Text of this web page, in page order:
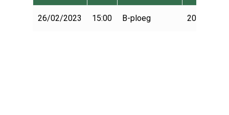
26/02/2023 15:00 B-ploeg 2022-2023